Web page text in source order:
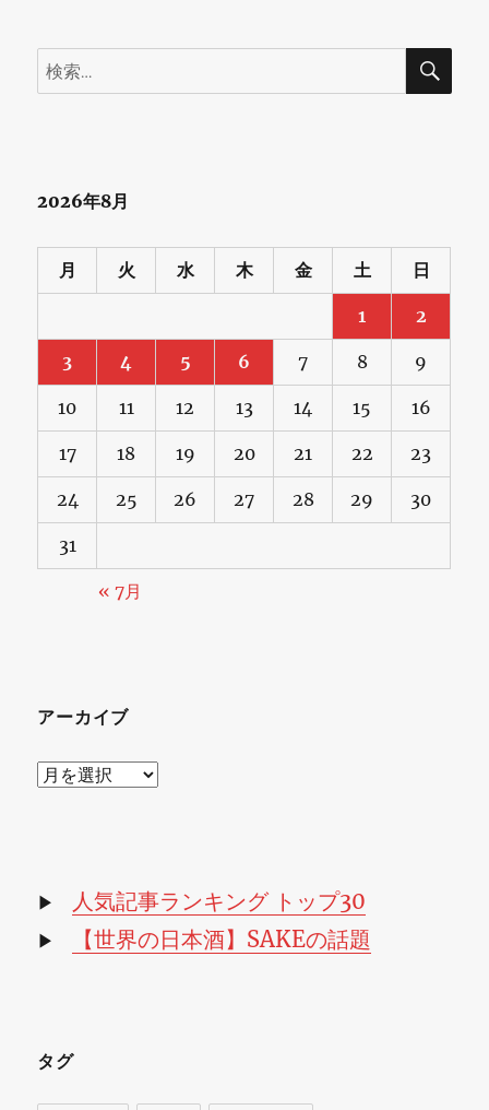
検
索:
検
2026年8月
月 火 水 木 金 土 日
1 2
3 4 5 6 7 8 9
10 11 12 13 14 15 16
17 18 19 20 21 22 23
24 25 26 27 28 29 30
31
« 7月
アーカイブ
ア
ブ
▶ 人気記事ランキング トップ30
▶ 【世界の日本酒】SAKEの話題
タグ